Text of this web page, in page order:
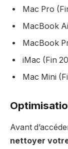
Mac Pro
MacBook
MacBook
iMac (Fin
Mac Mini
Avant
nettoyer